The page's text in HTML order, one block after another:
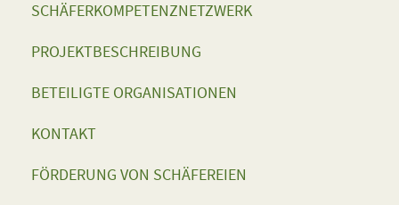
SCHÄFERKOMPETENZNETZWERK
PROJEKTBESCHREIBUNG
BETEILIGTE ORGANISATIONEN
KONTAKT
FÖRDERUNG VON SCHÄFEREIEN